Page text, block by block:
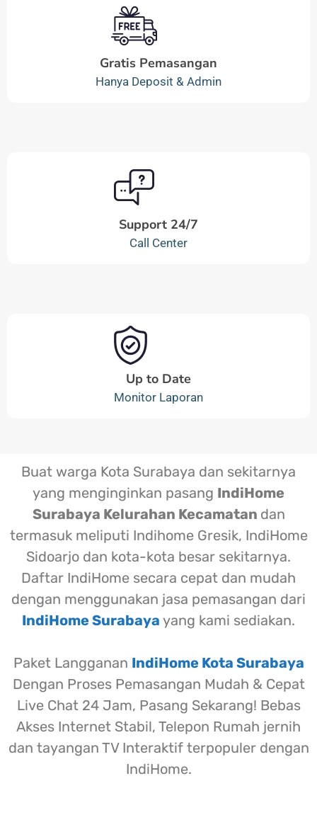
Gratis Pemasangan
Hanya Deposit & Admin
Support 24/7
Call Center
Up to Date
Monitor Laporan
Buat warga Kota Surabaya dan sekitarnya
yang menginginkan pasang IndiHome
Surabaya Kelurahan Kecamatan dan
termasuk meliputi Indihome Gresik, IndiHome
Sidoarjo dan kota-kota besar sekitarnya.
Daftar IndiHome secara cepat dan mudah
dengan menggunakan jasa pemasangan dari
IndiHome Surabaya yang kami sediakan.
Paket Langganan IndiHome Kota Surabaya
Dengan Proses Pemasangan Mudah & Cepat
Live Chat 24 Jam, Pasang Sekarang! Bebas
Akses Internet Stabil, Telepon Rumah jernih
dan tayangan TV Interaktif terpopuler dengan
IndiHome.